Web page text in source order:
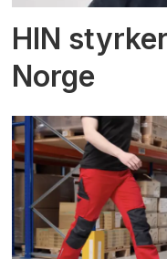
HIN
Norge